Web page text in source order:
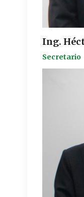
Ing.
Secretario